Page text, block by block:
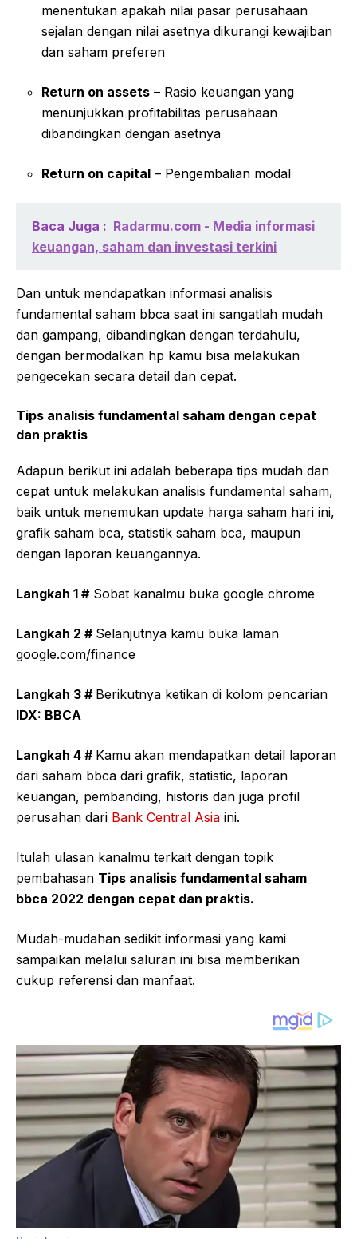
menentukan apakah nilai pasar perusahaan
sejalan dengan nilai asetnya dikurangi kewajiban
dan saham preferen
Return on assets – Rasio keuangan yang
menunjukkan profitabilitas perusahaan
dibandingkan dengan asetnya
Return on capital – Pengembalian modal
Baca Juga : Radarmu.com - Media informasi
keuangan, saham dan investasi terkini
Dan untuk mendapatkan informasi analisis
fundamental saham bbca saat ini sangatlah mudah
dan gampang, dibandingkan dengan terdahulu,
dengan bermodalkan hp kamu bisa melakukan
pengecekan secara detail dan cepat.
Tips analisis fundamental saham dengan cepat
dan praktis
Adapun berikut ini adalah beberapa tips mudah dan
cepat untuk melakukan analisis fundamental saham,
baik untuk menemukan update harga saham hari ini,
grafik saham bca, statistik saham bca, maupun
dengan laporan keuangannya.
Langkah 1 #Sobat kanalmu buka google chrome
Langkah 2 # Selanjutnya kamu buka laman
google.com/finance
Langkah 3 # Berikutnya ketikan di kolom pencarian
IDX: BBCA
Langkah 4 # Kamu akan mendapatkan detail laporan
dari saham bbca dari grafik, statistic, laporan
keuangan, pembanding, historis dan juga profil
perusahan dari Bank Central Asia ini.
Itulah ulasan kanalmu terkait dengan topik
pembahasan Tips analisis fundamental saham
bbca 2022 dengan cepat dan praktis.
Mudah-mudahan sedikit informasi yang kami
sampaikan melalui saluran ini bisa memberikan
cukup referensi dan manfaat.